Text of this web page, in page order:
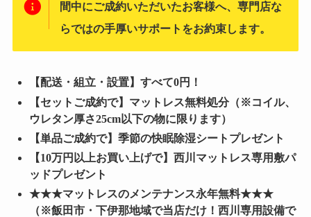
間中にご成約いただいたお客様へ、専門店な
らではの手厚いサポートをお約束します。
【配送・組立・設置】すべて0円！
【セットご成約で】マットレス無料処分（※コイル、
ウレタン厚さ25cm以下の物に限ります）
【単品ご成約で】季節の快眠除湿シートプレゼント
【10万円以上お買い上げで】西川マットレス専用敷パ
ッドプレゼント
★★★マットレスのメンテナンス永年無料★★★
（※飯田市・下伊那地域で当店だけ！西川専用設備で